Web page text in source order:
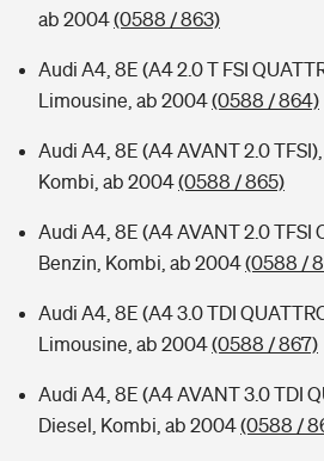
ab 2004(0588 / 863)
Audi A4, 8E (A4 2.0 T FSI
Limousine, ab 2004(0588 / 864)
Audi A4, 8E (A4 AVANT 2.0 TFSI),
Kombi, ab 2004(0588 / 865)
Audi A4, 8E (A4 AVANT 2.0 TFSI
Benzin, Kombi, ab 2004(0588 /
Audi A4, 8E (A4 3.0 TDI
Limousine, ab 2004(0588 / 867)
Audi A4, 8E (A4 AVANT 3.0 TDI
Diesel, Kombi, ab 2004(0588 /